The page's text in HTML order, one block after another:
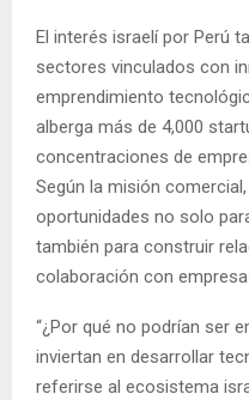
El interés israelí por Perú
sectores vinculados con
emprendimiento
alberga más de 4,000
concentraciones de
Según la misión
oportunidades no solo
también para construir
colaboración con
“¿Por qué no podrían ser
inviertan en desarrollar
referirse al ecosistema